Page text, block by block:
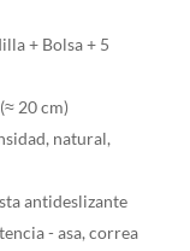
+ Bolsa + 5
20 cm)
natural,
antideslizante
- asa, correa